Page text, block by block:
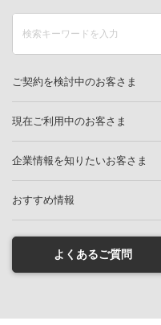
ご契約を検討中のお客さま
現在ご利用中のお客さま
企業情報を知りたいお客さま
おすすめ情報
よくあるご質問